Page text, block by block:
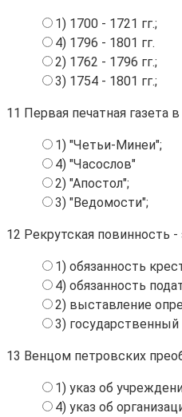
1) 1700 - 1721 гг.;
4) 1796 - 1801 гг.
2) 1762 - 1796 гг.;
3) 1754 - 1801 гг.;
11 Первая печатная газета
1) "Четьи-Минеи";
4) "Часослов"
2) "Апостол";
3) "Ведомости";
12 Рекрутская повинность -
1) обязанность
4) обязанность
2) выставление
3)
13 Венцом петровских
1) указ об
4) указ об